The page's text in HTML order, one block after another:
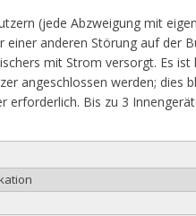
(jede Abzweigung mit
anderen Störung auf der
mit Strom versorgt. Es
angeschlossen werden; dies
Bis zu 3